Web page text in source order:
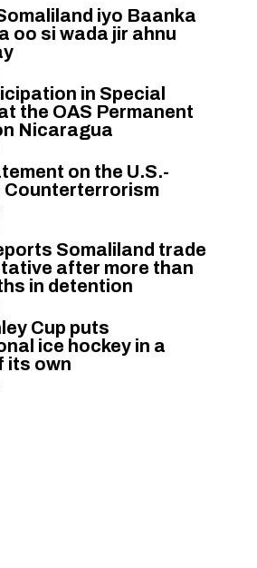
iyo Baanka
oo si wada jir ahnu
in Special
the OAS Permanent
Nicaragua
on the U.S.-
Counterterrorism
Somaliland trade
after more than
in detention
Cup puts
ice hockey in a
its own